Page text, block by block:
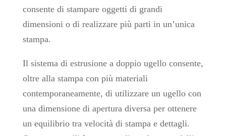
consente di stampare oggetti di grandi
dimensioni o di realizzare più parti in un’unica
stampa.
Il sistema di estrusione a doppio ugello consente,
oltre alla stampa con più materiali
contemporaneamente, di utilizzare un ugello con
una dimensione di apertura diversa per ottenere
un equilibrio tra velocità di stampa e dettagli.